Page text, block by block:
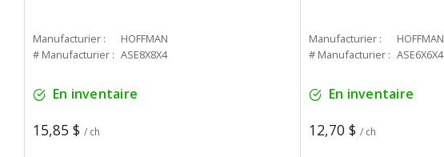
Manufacturier :
HOFFMAN
# Manufacturier : ASE8X8X4
En inventaire
15,85 $ / ch
Manufacturier :
HOFFMAN
# Manufacturier : ASE6X6X4
En inventaire
12,70 $ / ch